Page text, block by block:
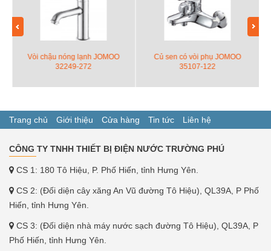
Vòi chậu nóng lạnh JOMOO
32249-272
Củ sen có vòi phụ JOMOO
35107-122
Trang chủ Giới thiệu Cửa hàng Tin tức Liên hệ
CÔNG TY TNHH THIẾT BỊ ĐIỆN NƯỚC TRƯỜNG PHÚ
CS 1: 180 Tô Hiệu, P. Phố Hiến, tỉnh Hưng Yên.
CS 2: (Đối diện cây xăng An Vũ đường Tô Hiệu), QL39A, P Phố
Hiến, tỉnh Hưng Yên.
CS 3: (Đối diện nhà máy nước sạch đường Tô Hiệu), QL39A, P
Phố Hiến, tỉnh Hưng Yên.